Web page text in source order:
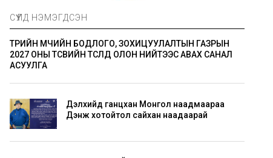
СҮҮЛД НЭМЭГДСЭН
ТӨРИЙН ӨМЧИЙН БОДЛОГО, ЗОХИЦУУЛАЛТЫН ГАЗРЫН
2027 ОНЫ ТӨСВИЙН ТӨСӨЛД ОЛОН НИЙТЭЭС АВАХ САНАЛ
АСУУЛГА
Дэлхийд ганцхан Монгол наадмаараа
Дэнж хотойтол сайхан наадаарай